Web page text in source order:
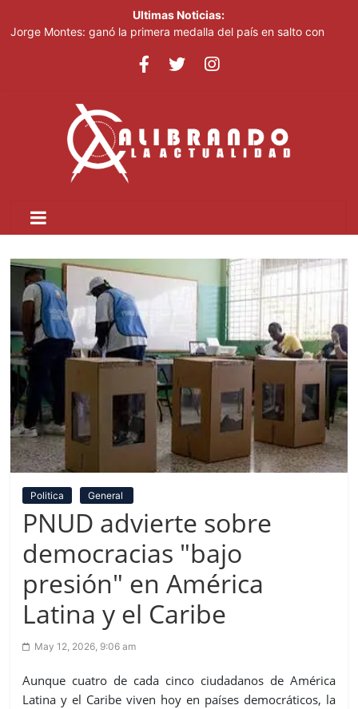
Ultimas Noticias:
Entre escombros, una madre busca a su hijo tras el terremoto
que sacudió a Colombia
pértiga en Juegos Centroamericanos
presentadora de la Gran Parada Dominicana de Manhattan
Jenny Blanco reafirma su conexión con la diáspora como
presentadora de la Gran Parada Dominicana de Manhattan
El terremoto en Colombia deja al menos 111 muertos y 87
heridos, según el presidente
Politica General
PNUD advierte sobre
democracias "bajo
presión" en América
Latina y el Caribe
May 12, 2026, 9:06 am
Aunque cuatro de cada cinco ciudadanos de América
Latina y el Caribe viven hoy en países democráticos, la